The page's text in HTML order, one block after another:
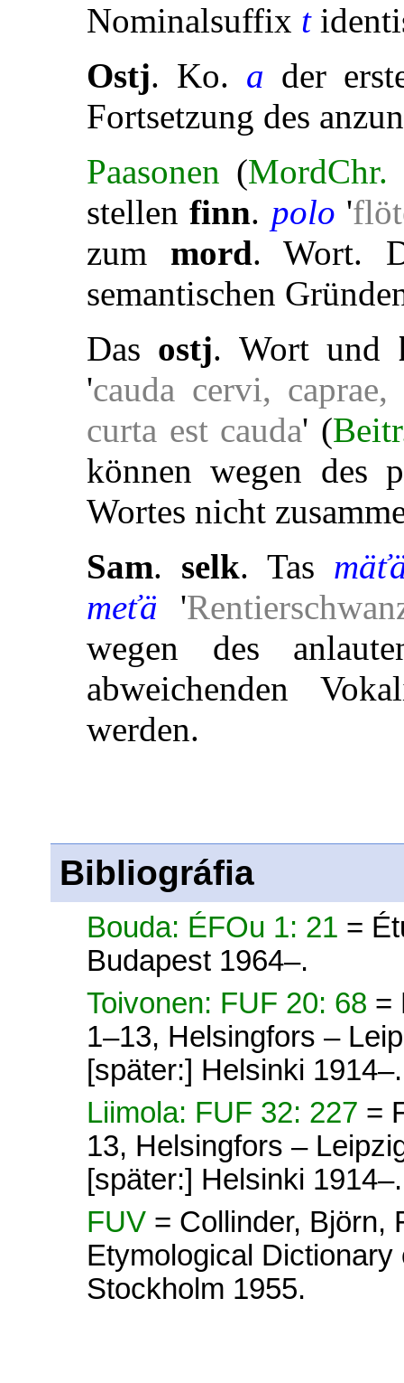
Nominalsuffix t
Ostj. Ko. a der
Fortsetzung des
Paasonen (MordChr.
stellenfinn. polo '
zum mord. Wort.
semantischen
Das ostj. Wort und
'cauda cervi,
curta est cauda' (
können wegen des
Wortes nicht
Sam. selk. Tas
meťä '
wegen des
abweichenden
werden.
Bibliográfia
Bouda: ÉFOu 1: 21 =
Budapest 1964–.
Toivonen: FUF 20: 68 =
1–13, Helsingfors –
[später:] Helsinki 1914–.
Liimola: FUF 32: 227 =
13, Helsingfors –
[später:] Helsinki 1914–.
FUV = Collinder, Björn,
Etymological
Stockholm 1955.